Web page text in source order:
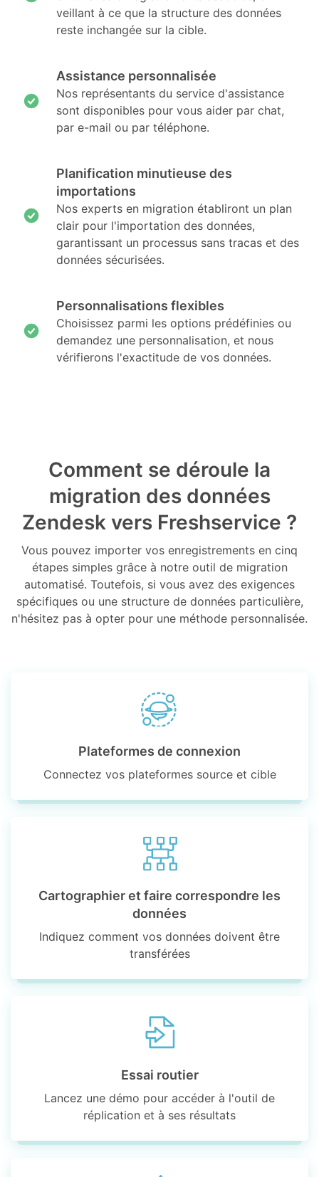
veillant à ce que la structure des données
reste inchangée sur la cible.
Assistance personnalisée
Nos représentants du service d'assistance
sont disponibles pour vous aider par chat,
par e-mail ou par téléphone.
Planification minutieuse des
importations
Nos experts en migration établiront un plan
clair pour l'importation des données,
garantissant un processus sans tracas et des
données sécurisées.
Personnalisations flexibles
Choisissez parmi les options prédéfinies ou
demandez une personnalisation, et nous
vérifierons l'exactitude de vos données.
Comment se déroule la
migration des données
Zendesk vers Freshservice ?
Vous pouvez importer vos enregistrements en cinq
étapes simples grâce à notre outil de migration
automatisé. Toutefois, si vous avez des exigences
spécifiques ou une structure de données particulière,
n'hésitez pas à opter pour une méthode personnalisée.
Plateformes de connexion
Connectez vos plateformes source et cible
Cartographier et faire correspondre les
données
Indiquez comment vos données doivent être
transférées
Essai routier
Lancez une démo pour accéder à l'outil de
réplication et à ses résultats